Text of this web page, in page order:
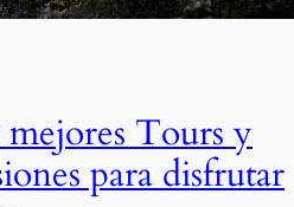
mejores Tours y
para disfrutar